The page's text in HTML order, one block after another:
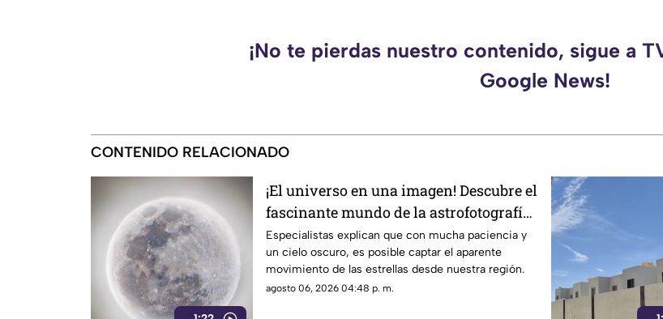
¡No te pierdas nuestro contenido, sigue a
Google News!
CONTENIDO RELACIONADO
¡El universo en una imagen! Descubre el
fascinante mundo de la astrofotografía
en La Laguna
Especialistas explican que con mucha paciencia y
un cielo oscuro, es posible captar el aparente
movimiento de las estrellas desde nuestra región.
agosto 06, 2026 04:48 p. m.